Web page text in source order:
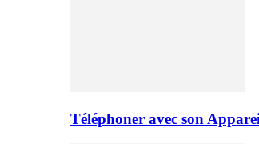
Téléphoner avec son